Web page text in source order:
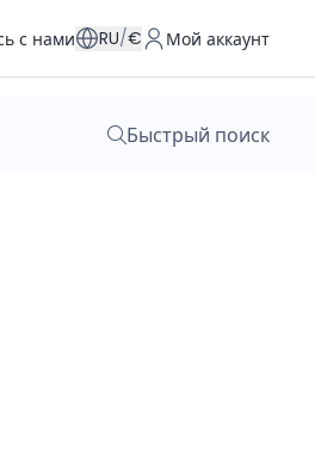
с нами RU/€ Мой аккаунт
Быстрый поиск